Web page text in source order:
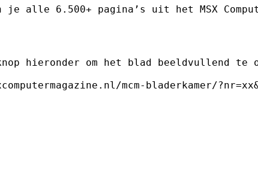
je alle 6.500+ pagina’s uit het MSX
hieronder om het blad beeldvullend te
mcm-bladerkamer/